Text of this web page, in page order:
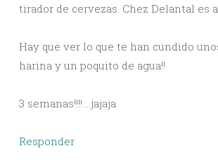
tirador de cervezas. Chez Delantal es
Hay que ver lo que te han cundido
harina y un poquito de agua!!
3 semanas!!!!….jajaja
Responder